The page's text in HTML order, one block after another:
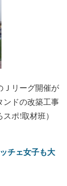
Ｊリーグ開催が
ンドの改築工事
ポ!取材班）
チェ女子も大